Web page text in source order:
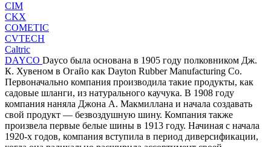
CIM
CKX
COMETIC
CVTECH
Caltric
DAYCO Dayco была основана в 1905 году полковником Дж.
К. Хувеном в Огайо как Dayton Rubber Manufacturing Co.
Первоначально компания производила такие продукты, как
садовые шланги, из натурального каучука. В 1908 году
компания наняла Джона А. Макмиллана и начала создавать
свой продукт — безвоздушную шину. Компания также
произвела первые белые шины в 1913 году. Начиная с начала
1920-х годов, компания вступила в период диверсификации,